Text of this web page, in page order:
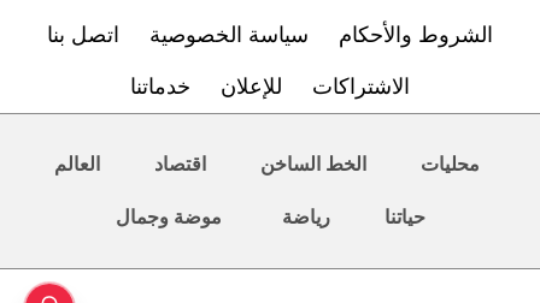
الشروط والأحكام سياسة الخصوصية اتصل بنا
الاشتراكات للإعلان خدماتنا
محليات الخط الساخن اقتصاد العالم
حياتنا رياضة موضة وجمال